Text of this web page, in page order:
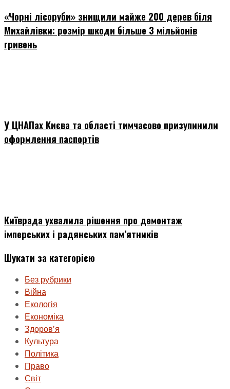
«Чорні лісоруби» знищили майже 200 дерев біля
Михайлівки: розмір шкоди більше 3 мільйонів
гривень
У ЦНАПах Києва та області тимчасово призупинили
оформлення паспортів
Київрада ухвалила рішення про демонтаж
імперських і радянських пам’ятників
Шукати за категорією
Без рубрики
Війна
Екологія
Економіка
Здоровʼя
Культура
Політика
Право
Світ